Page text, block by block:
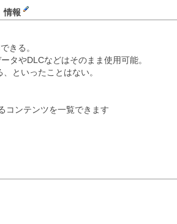
情報
きる。
タやDLCなどはそのまま使用可能。
といったことはない。
コンテンツを一覧できます